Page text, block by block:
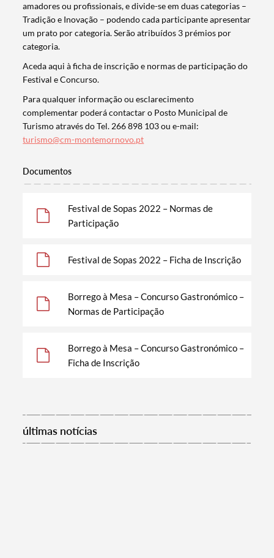
amadores ou profissionais, e divide-se em duas categorias –
Tradição e Inovação – podendo cada participante apresentar
um prato por categoria. Serão atribuídos 3 prémios por
categoria.
Aceda aqui à ficha de inscrição e normas de participação do
Festival e Concurso.
Para qualquer informação ou esclarecimento
complementar poderá contactar o Posto Municipal de
Turismo através do Tel. 266 898 103 ou e-mail:
turismo@cm-montemornovo.pt
Documentos
Festival de Sopas 2022 – Normas de
Participação
Festival de Sopas 2022 – Ficha de Inscrição
Borrego à Mesa – Concurso Gastronómico –
Normas de Participação
Borrego à Mesa – Concurso Gastronómico –
Ficha de Inscrição
últimas notícias